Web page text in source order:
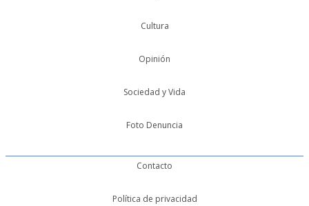
Cultura
Opinión
Sociedad y Vida
Foto Denuncia
Contacto
Política de privacidad